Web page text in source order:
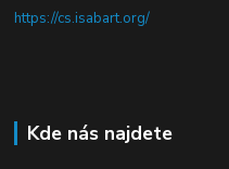
https://cs.isabart.org/
Kde nás najdete